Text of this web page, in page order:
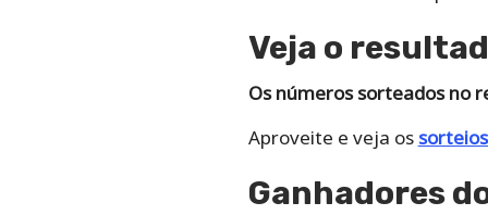
Veja o
Os números sorteados no
Aproveite e veja os
Ganhadores